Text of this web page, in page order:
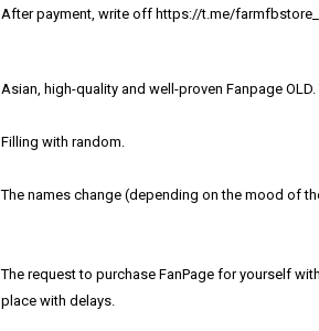
After payment, write off https://t.me/
Asian, high-quality and well-proven Fanpage
Filling with random.
The names change (depending on the mood of
The request to purchase FanPage for yourself
place with delays.